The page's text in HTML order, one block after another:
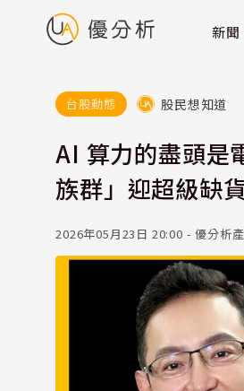
新聞
台股動態 股民想知道
AI 算力的盡頭是
族群」迎超級缺
2026年05月23日 20:00 - 優分析